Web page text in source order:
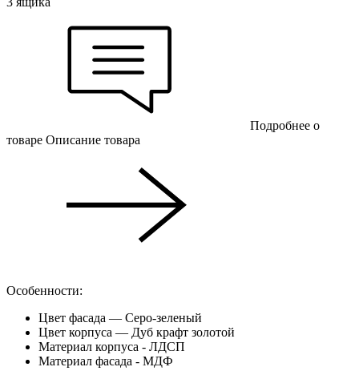
Подробнее о
товаре Описание товара
Особенности:
Цвет фасада — Серо-зеленый
Цвет корпуса — Дуб крафт золотой
Материал корпуса - ЛДСП
Материал фасада - МДФ